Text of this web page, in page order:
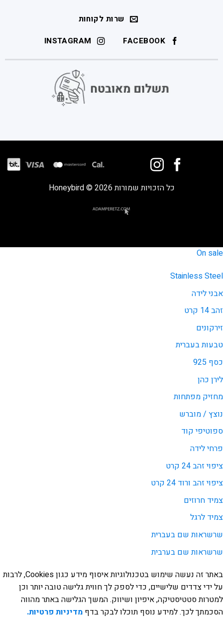
שרות לקוחות
FACEBOOK
INSTAGRAM
כל הזכויות שמורות 2026 © Honeybird
On sale
Stainless Steel
אבני לידה
זהב 14 קרט
זירקונים
טבעות בעברית
כסף 925
לירן כהן
מחזיק מפתחות
נוצץ / מוברש
ספוטיפי קוד
פרחי לידה
ציפוי זהב 24 קרט
ציפוי זהב ורוד 24 קרט
צמיד חרוזים
צמיד לרגל
שרשראות שם בעברית
שרשראות שם בערבית
באתר זה נעשה שימוש בטכנולוגיות איסוף מידע כגון Cookies, לרבות
על ידי צדדים שלישיים, כדי לספק לך חווית גלישה טובה יותר וכן
למטרות סטטיסטיקה, איפיון ושיווק. המשך הגלישה באתר מהווה
הסכמתך לכך. למידע נוסף תוכלו לבקר בדף מדיניות פרטיות.